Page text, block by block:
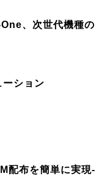
、次世代機種の
ーション
配布を簡単に実現-